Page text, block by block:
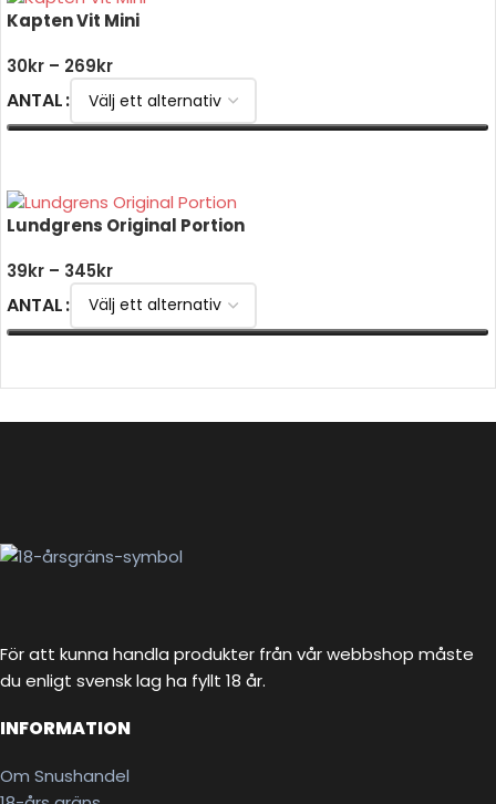
Kapten Vit Mini
30kr – 269kr
ANTAL
Lundgrens Original Portion
39kr – 345kr
ANTAL
För att kunna handla produkter från vår webbshop måste
du enligt svensk lag ha fyllt 18 år.
INFORMATION
Om Snushandel